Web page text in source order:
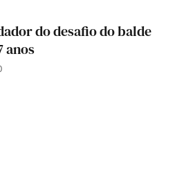
do desafio do balde
anos